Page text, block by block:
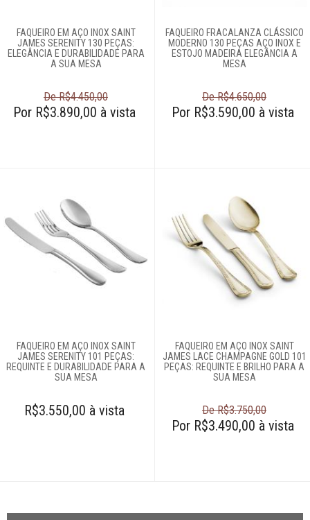
FAQUEIRO EM AÇO INOX SAINT
JAMES SERENITY 130 PEÇAS:
ELEGÂNCIA E DURABILIDADE PARA
A SUA MESA
De R$4.450,00
Por R$3.890,00 à vista
FAQUEIRO FRACALANZA CLÁSSICO
MODERNO 130 PEÇAS AÇO INOX E
ESTOJO MADEIRA ELEGÂNCIA A
MESA
De R$4.650,00
Por R$3.590,00 à vista
FAQUEIRO EM AÇO INOX SAINT
JAMES SERENITY 101 PEÇAS:
REQUINTE E DURABILIDADE PARA A
SUA MESA
R$3.550,00 à vista
FAQUEIRO EM AÇO INOX SAINT
JAMES LACE CHAMPAGNE GOLD 101
PEÇAS: REQUINTE E BRILHO PARA A
SUA MESA
De R$3.750,00
Por R$3.490,00 à vista